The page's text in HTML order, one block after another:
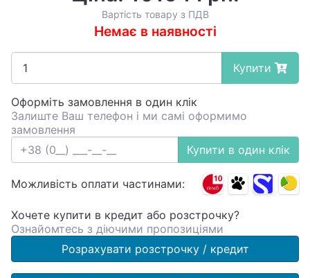
Вартість товару з ПДВ
Немає в наявності
Купити
Оформіть замовлення в один клік
Залиште Ваш телефон і ми самі оформимо
замовлення
Купити в один клік
Можливість оплати частинами:
Хочете купити в кредит або розстрочку?
Ознайомтесь з діючими пропозиціями
Розрахувати розстрочку / кредит